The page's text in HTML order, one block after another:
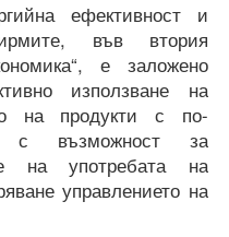
ефективност и
във втория
е заложено
използване на
на продукти с по-
с възможност за
на употребата на
управлението на